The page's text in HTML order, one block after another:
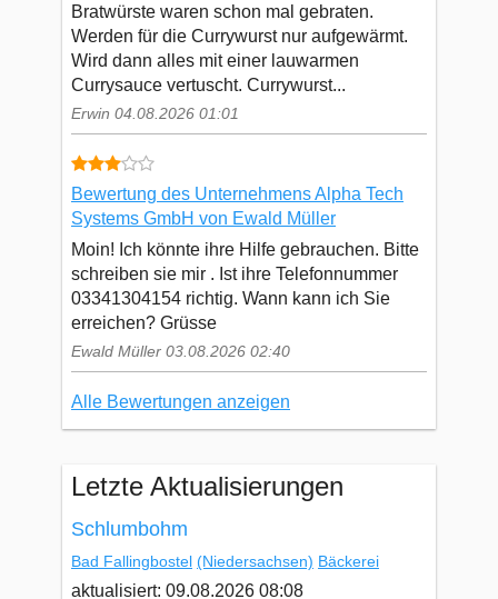
Bratwürste waren schon mal gebraten.
Werden für die Currywurst nur aufgewärmt.
Wird dann alles mit einer lauwarmen
Currysauce vertuscht. Currywurst...
Erwin 04.08.2026 01:01
Bewertung des Unternehmens Alpha Tech
Systems GmbH von Ewald Müller
Moin! Ich könnte ihre Hilfe gebrauchen. Bitte
schreiben sie mir . Ist ihre Telefonnummer
03341304154 richtig. Wann kann ich Sie
erreichen? Grüsse
Ewald Müller 03.08.2026 02:40
Alle Bewertungen anzeigen
Letzte Aktualisierungen
Schlumbohm
Bad Fallingbostel (Niedersachsen) Bäckerei
aktualisiert: 09.08.2026 08:08